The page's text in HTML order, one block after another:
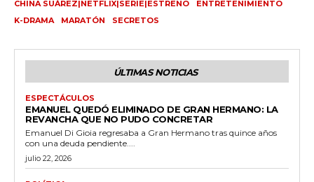
CHINA SUÁREZ|NETFLIX|SERIE|ESTRENO
ENTRETENIMIENTO
K-DRAMA
MARATÓN SECRETOS
ÚLTIMAS NOTICIAS
ESPECTÁCULOS
EMANUEL QUEDÓ ELIMINADO DE GRAN HERMANO: LA
REVANCHA QUE NO PUDO CONCRETAR
Emanuel Di Gioia regresaba a Gran Hermano tras quince años
con una deuda pendiente....
julio 22, 2026